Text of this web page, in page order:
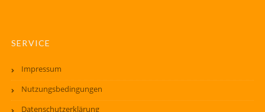
SERVICE
Impressum
Nutzungsbedingungen
Datenschutzerklärung